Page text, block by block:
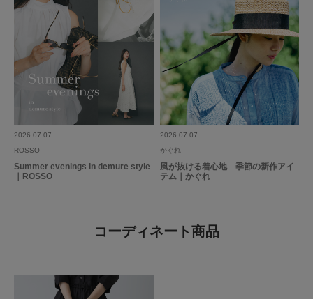
2026.07.07
ROSSO
Summer evenings in demure style
｜ROSSO
2026.07.07
かぐれ
風が抜ける着心地 季節の新作アイ
テム｜かぐれ
コーディネート商品